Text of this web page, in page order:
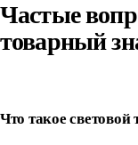
Частые
товарный
Что такое